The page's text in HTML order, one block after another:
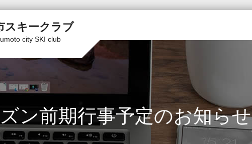
スキークラブ
city SKI club
ン前期行事予定のお知らせ